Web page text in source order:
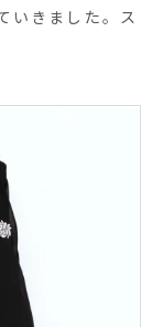
いきました。ス